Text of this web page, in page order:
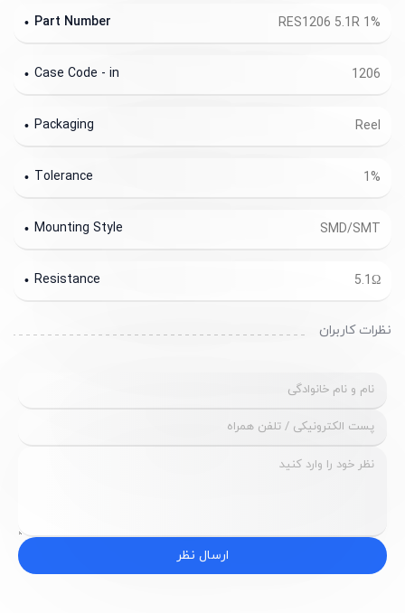
RES1206 5.1R 1%
Part Number
1206
Case Code - in
Reel
Packaging
1%
Tolerance
SMD/SMT
Mounting Style
5.1Ω
Resistance
نظرات کاربران
ارسال نظر